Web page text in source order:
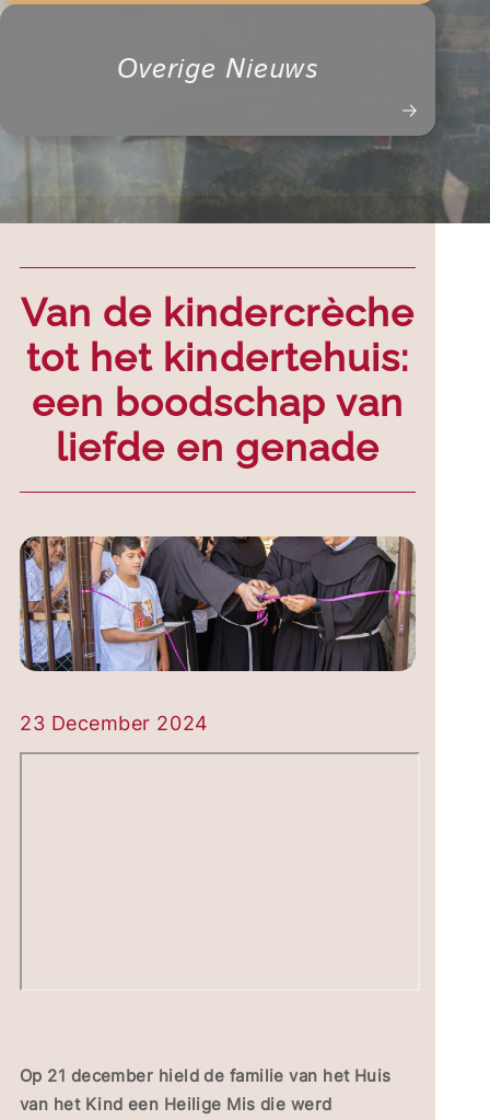
Overige Nieuws
Van de kindercrèche
tot het kindertehuis:
een boodschap van
liefde en genade
23 December 2024
Op 21 december hield de familie van het Huis
van het Kind een Heilige Mis die werd